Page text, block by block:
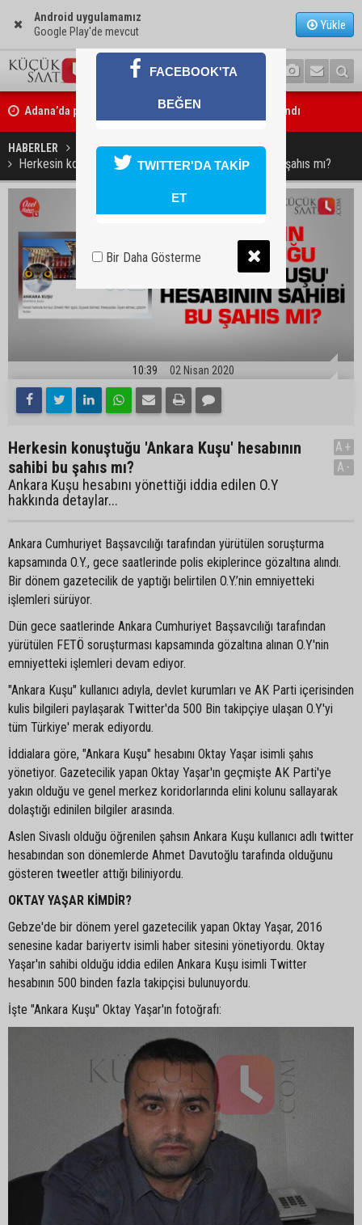
Android uygulamamız
Google Play'de mevcut
Yükle
Adana’da parktaki OED cihazını çalan şüpheli tutuklandı
Seyhan’da fırın ve pastanelere hijyen denetimi gerçekleştirildi
HABERLER GÜNDEM
Herkesin konuştuğu 'Ankara Kuşu' hesabının sahibi bu şahıs mı?
10:39 02 Nisan 2020
Herkesin konuştuğu 'Ankara Kuşu' hesabının
sahibi bu şahıs mı?
Ankara Kuşu hesabını yönettiği iddia edilen O.Y
hakkında detaylar...
A+
A-
Ankara Cumhuriyet Başsavcılığı tarafından yürütülen soruşturma
kapsamında O.Y., gece saatlerinde polis ekiplerince gözaltına alındı.
Bir dönem gazetecilik de yaptığı belirtilen O.Y.’nin emniyetteki
işlemleri sürüyor.
Dün gece saatlerinde Ankara Cumhuriyet Başsavcılığı tarafından
yürütülen FETÖ soruşturması kapsamında gözaltına alınan O.Y'nin
emniyetteki işlemleri devam ediyor.
"Ankara Kuşu" kullanıcı adıyla, devlet kurumları ve AK Parti içerisinden
kulis bilgileri paylaşarak Twitter'da 500 Bin takipçiye ulaşan O.Y'yi
tüm Türkiye' merak ediyordu.
İddialara göre, "Ankara Kuşu" hesabını Oktay Yaşar isimli şahıs
yönetiyor. Gazetecilik yapan Oktay Yaşar'ın geçmişte AK Parti'ye
yakın olduğu ve genel merkez koridorlarında elini kolunu sallayarak
dolaştığı edinilen bilgiler arasında.
Aslen Sivaslı olduğu öğrenilen şahsın Ankara Kuşu kullanıcı adlı twitter
hesabından son dönemlerde Ahmet Davutoğlu tarafında olduğunu
gösteren tweetler attığı biliniyordu.
OKTAY YAŞAR KİMDİR?
Gebze'de bir dönem yerel gazetecilik yapan Oktay Yaşar, 2016
senesine kadar bariyertv isimli haber sitesini yönetiyordu. Oktay
Yaşar'ın sahibi olduğu iddia edilen Ankara Kuşu isimli Twitter
hesabının 500 binden fazla takipçisi bulunuyordu.
İşte "Ankara Kuşu" Oktay Yaşar'ın fotoğrafı:
FACEBOOK'TA
BEĞEN
TWITTER'DA TAKİP
ET
Bir Daha Gösterme